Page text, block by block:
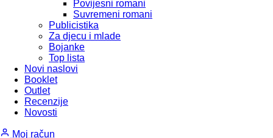
Povijesni romani
Suvremeni romani
Publicistika
Za djecu i mlade
Bojanke
Top lista
Novi naslovi
Booklet
Outlet
Recenzije
Novosti
Moj račun